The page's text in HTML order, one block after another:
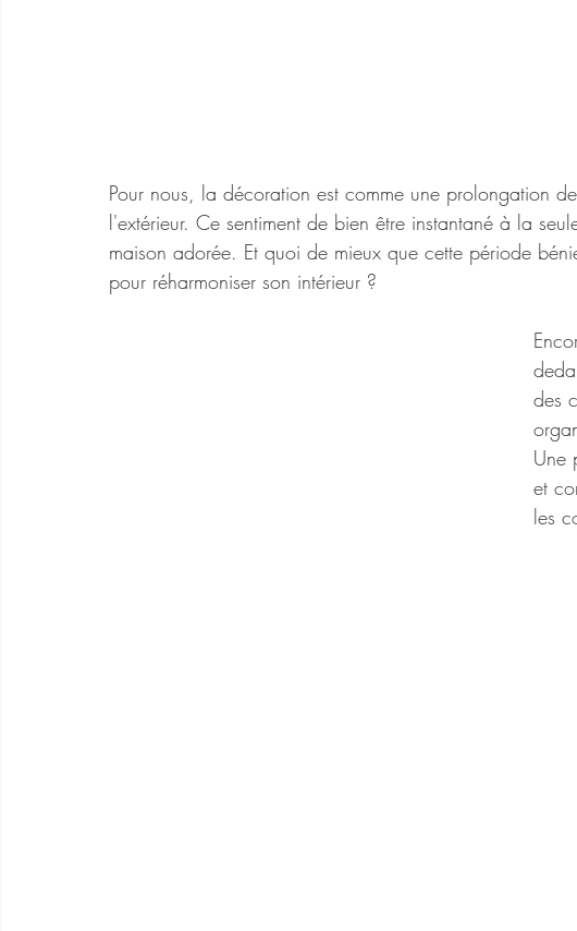
Pour nous, la décoration est comme une prolongation
l'extérieur. Ce sentiment de bien être instantané à la
maison adorée. Et quoi de mieux que cette période
pour réharmoniser son intérieur ?
des
Une
et
les